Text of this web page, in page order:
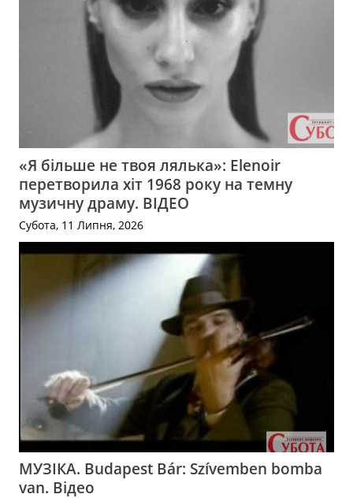
«Я більше не твоя лялька»: Elenoir
перетворила хіт 1968 року на темну
музичну драму. ВІДЕО
Субота, 11 Липня, 2026
МУЗІКА. Budapest Bár: Szívemben bomba
van. Відео